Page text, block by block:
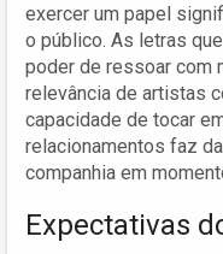
exercer um papel
o público. As letras
poder de ressoar com
relevância de artistas
capacidade de tocar
relacionamentos faz
companhia em
Expectativas